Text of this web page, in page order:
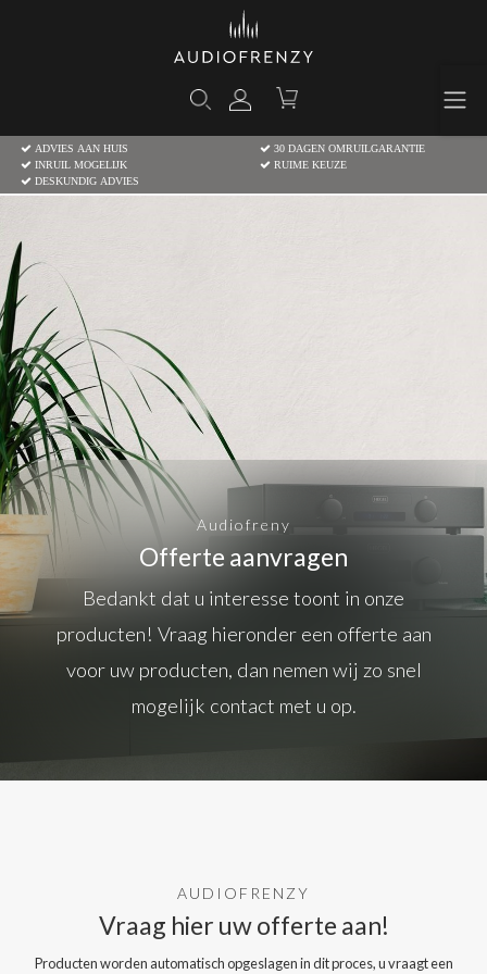
ADVIES AAN HUIS
30 DAGEN OMRUILGARANTIE
INRUIL MOGELIJK
RUIME KEUZE
DESKUNDIG ADVIES
Audiofreny
Offerte aanvragen
Bedankt dat u interesse toont in onze
producten! Vraag hieronder een offerte aan
voor uw producten, dan nemen wij zo snel
mogelijk contact met u op.
AUDIOFRENZY
Vraag hier uw offerte aan!
Producten worden automatisch opgeslagen in dit proces, u vraagt een